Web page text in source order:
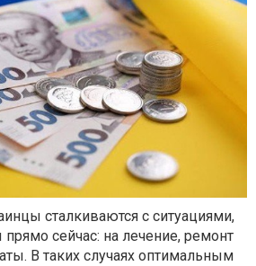
сталкиваются с ситуациями,
сейчас: на лечение, ремонт
В таких случаях оптимальным